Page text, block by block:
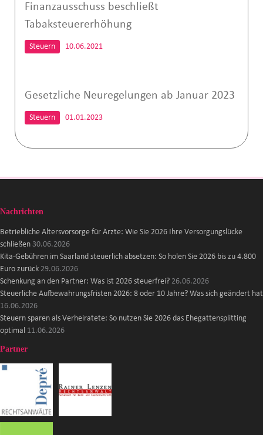
Finanzausschuss beschließt
Tabaksteuererhöhung
Steuern 10.06.2021
Gesetzliche Neuregelungen ab Januar 2023
Steuern 01.01.2023
Nachrichten
Betriebliche Altersvorsorge für Ärzte: Wie Sie 2026 Ihre Versorgungslücke
schließen 30.06.2026
Kita-Gebühren im Saarland steuerlich absetzen: So holen Sie 2026 bis zu 4.800
Euro zurück 29.06.2026
Schenkung an den Partner: Was ist 2026 steuerfrei? 26.06.2026
Steuerliche Aufbewahrungsfristen 2026: 8 oder 10 Jahre? Was sich geändert hat
16.06.2026
Steuern sparen als Verheiratete: So nutzen Sie 2026 das Ehegattensplitting
optimal 11.06.2026
Partner